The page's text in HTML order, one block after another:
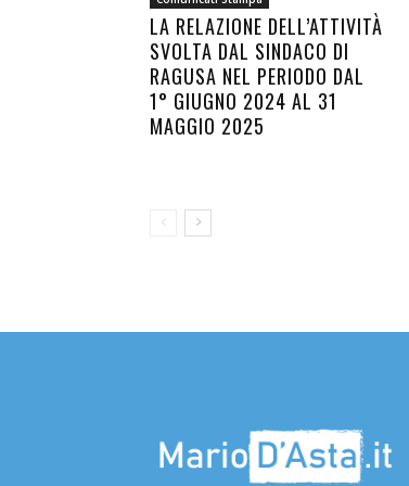
LA RELAZIONE DELL’ATTIVITÀ
SVOLTA DAL SINDACO DI
RAGUSA NEL PERIODO DAL
1° GIUGNO 2024 AL 31
MAGGIO 2025